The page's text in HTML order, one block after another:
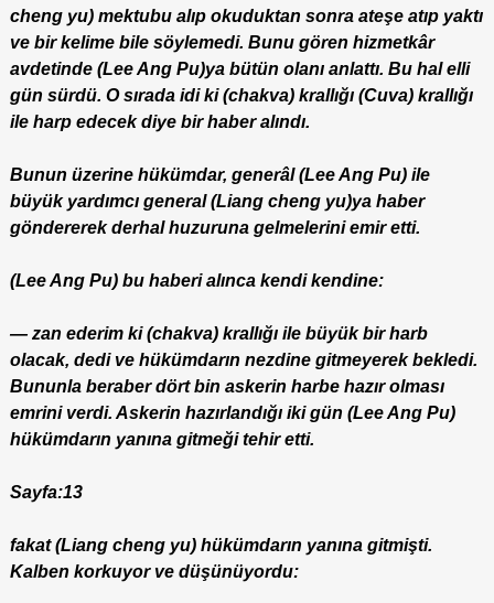
cheng yu) mektubu alıp okuduktan sonra ateşe atıp yaktı
ve bir kelime bile söylemedi. Bunu gören hizmetkâr
avdetinde (Lee Ang Pu)ya bütün olanı anlattı. Bu hal elli
gün sürdü. O sırada idi ki (chakva) krallığı (Cuva) krallığı
ile harp edecek diye bir haber alındı.
Bunun üzerine hükümdar, generâl (Lee Ang Pu) ile
büyük yardımcı general (Liang cheng yu)ya haber
göndererek derhal huzuruna gelmelerini emir etti.
(Lee Ang Pu) bu haberi alınca kendi kendine:
— zan ederim ki (chakva) krallığı ile büyük bir harb
olacak, dedi ve hükümdarın nezdine gitmeyerek bekledi.
Bununla beraber dört bin askerin harbe hazır olması
emrini verdi. Askerin hazırlandığı iki gün (Lee Ang Pu)
hükümdarın yanına gitmeği tehir etti.
Sayfa:13
fakat (Liang cheng yu) hükümdarın yanına gitmişti.
Kalben korkuyor ve düşünüyordu: